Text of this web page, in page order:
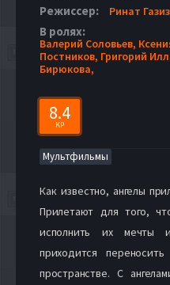
Режиссер: Ринат
В ролях:
Валерий Соловьев,
Постников, Григорий
Бирюкова,
8.4
KP
Мультфильмы
Как известно, ангелы
Прилетают для того,
исполнить их мечты
приходится
пространстве. С